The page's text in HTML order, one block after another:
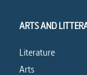
ARTS AND
Literature
Arts